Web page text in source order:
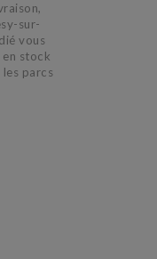
sur-
vous
stock
parcs